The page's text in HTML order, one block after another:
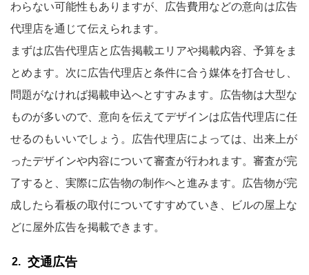
わらない可能性もありますが、広告費用などの意向は広告
代理店を通じて伝えられます。
まずは広告代理店と広告掲載エリアや掲載内容、予算をま
とめます。次に広告代理店と条件に合う媒体を打合せし、
問題がなければ掲載申込へとすすみます。広告物は大型な
ものが多いので、意向を伝えてデザインは広告代理店に任
せるのもいいでしょう。広告代理店によっては、出来上が
ったデザインや内容について審査が行われます。審査が完
了すると、実際に広告物の制作へと進みます。広告物が完
成したら看板の取付についてすすめていき、ビルの屋上な
どに屋外広告を掲載できます。
交通広告